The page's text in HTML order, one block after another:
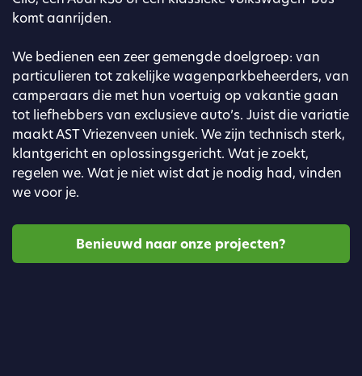
komt aanrijden.
We bedienen een zeer gemengde doelgroep: van
particulieren tot zakelijke wagenparkbeheerders, van
camperaars die met hun voertuig op vakantie gaan
tot liefhebbers van exclusieve auto’s. Juist die variatie
maakt AST Vriezenveen uniek. We zijn technisch sterk,
klantgericht en oplossingsgericht. Wat je zoekt,
regelen we. Wat je niet wist dat je nodig had, vinden
we voor je.
Benieuwd naar onze projecten?